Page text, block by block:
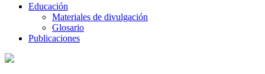
Educación
Materiales de divulgación
Glosario
Publicaciones